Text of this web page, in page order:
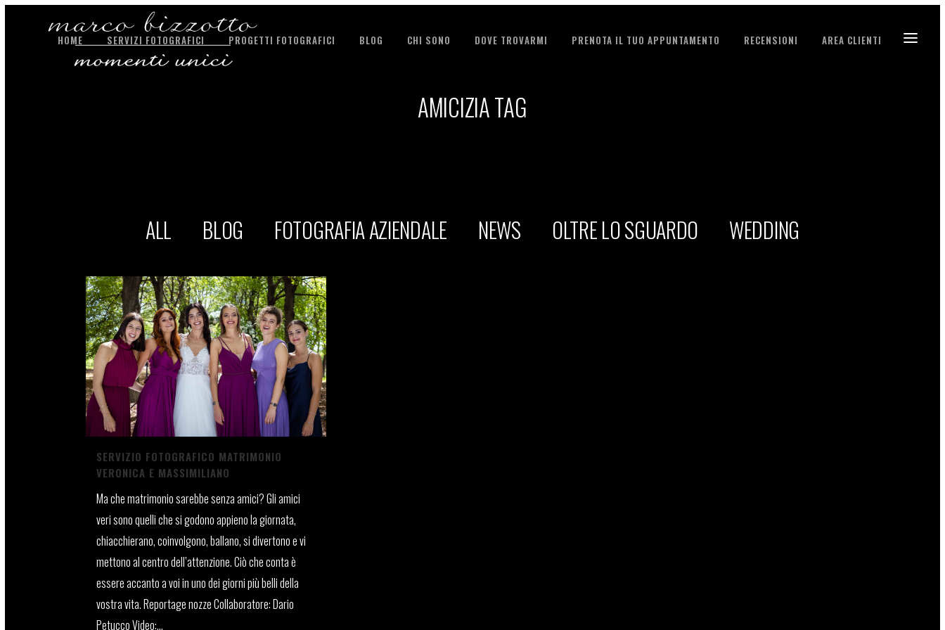
HOME SERVIZI FOTOGRAFICI PROGETTI FOTOGRAFICI BLOG CHI SONO DOVE TROVARMI PRENOTA IL TUO APPUNTAMENTO RECENSIONI AREA CLIENTI
AMICIZIA TAG
ALL BLOG FOTOGRAFIA AZIENDALE NEWS OLTRE LO SGUARDO WEDDING
SERVIZIO FOTOGRAFICO MATRIMONIO
VERONICA E MASSIMILIANO
Ma che matrimonio sarebbe senza amici? Gli amici
veri sono quelli che si godono appieno la giornata,
chiacchierano, coinvolgono, ballano, si divertono e vi
mettono al centro dell’attenzione. Ciò che conta è
essere accanto a voi in uno dei giorni più belli della
vostra vita. Reportage nozze Collaboratore: Dario
Petucco Video:...